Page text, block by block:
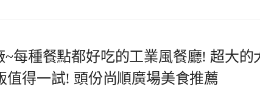
~每種餐點都好吃的工業風餐廳! 超大的
值得一試! 頭份尚順廣場美食推薦